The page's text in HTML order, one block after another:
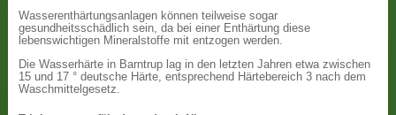
Wasserenthärtungsanlagen können teilweise sogar
gesundheitsschädlich sein, da bei einer Enthärtung diese
lebenswichtigen Mineralstoffe mit entzogen werden.
Die Wasserhärte in Barntrup lag in den letzten Jahren etwa zwischen
15 und 17 ° deutsche Härte, entsprechend Härtebereich 3 nach dem
Waschmittelgesetz.